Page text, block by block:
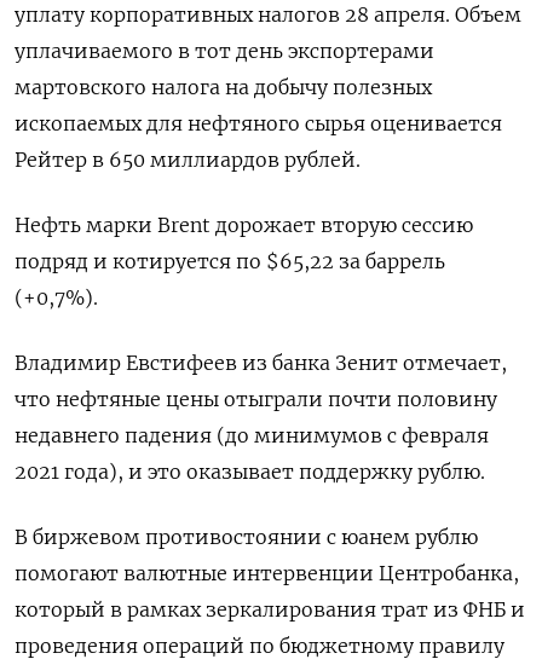
уплату корпоративных налогов 28 апреля. Объем
уплачиваемого в тот день экспортерами
мартовского налога на добычу полезных
ископаемых для нефтяного сырья оценивается
Рейтер в 650 миллиардов рублей.
Нефть марки Brent дорожает вторую сессию
подряд и котируется по $65,22 за баррель
(+0,7%).
Владимир Евстифеев из банка Зенит отмечает,
что нефтяные цены отыграли почти половину
недавнего падения (до минимумов с февраля
2021 года), и это оказывает поддержку рублю.
В биржевом противостоянии с юанем рублю
помогают валютные интервенции Центробанка,
который в рамках зеркалирования трат из ФНБ и
проведения операций по бюджетному правилу